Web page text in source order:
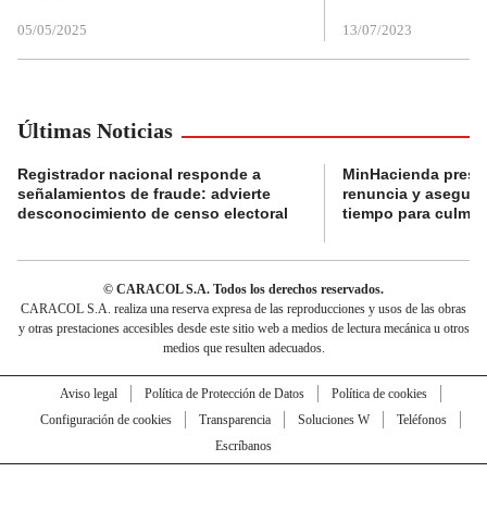
05/05/2025 13/07/2023
Últimas Noticias
Registrador nacional responde a
señalamientos de fraude: advierte
desconocimiento de censo electoral
MinHacienda
renuncia y
tiempo para
© CARACOL S.A. Todos los derechos reservados.
CARACOL S.A. realiza una reserva expresa de las reproducciones y usos de las obras
y otras prestaciones accesibles desde este sitio web a medios de lectura mecánica u otros
medios que resulten adecuados.
Aviso legal Política de Protección de Datos
Política de cookies
Configuración de cookies
Transparencia Soluciones W
Teléfonos
Escríbanos